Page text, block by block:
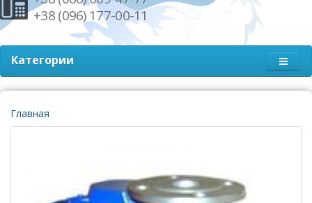
+38 (096) 177-00-11
Категории
Главная